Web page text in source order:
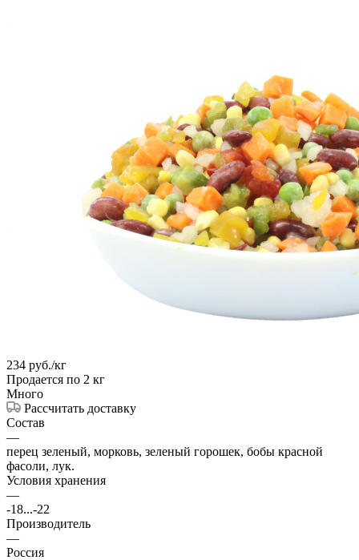
234 руб./кг
Продается по 2 кг
Много
Рассчитать доставку
Состав
—
перец зеленый, морковь, зеленый горошек, бобы красной
фасоли, лук.
Условия хранения
—
-18...-22
Производитель
—
Россия